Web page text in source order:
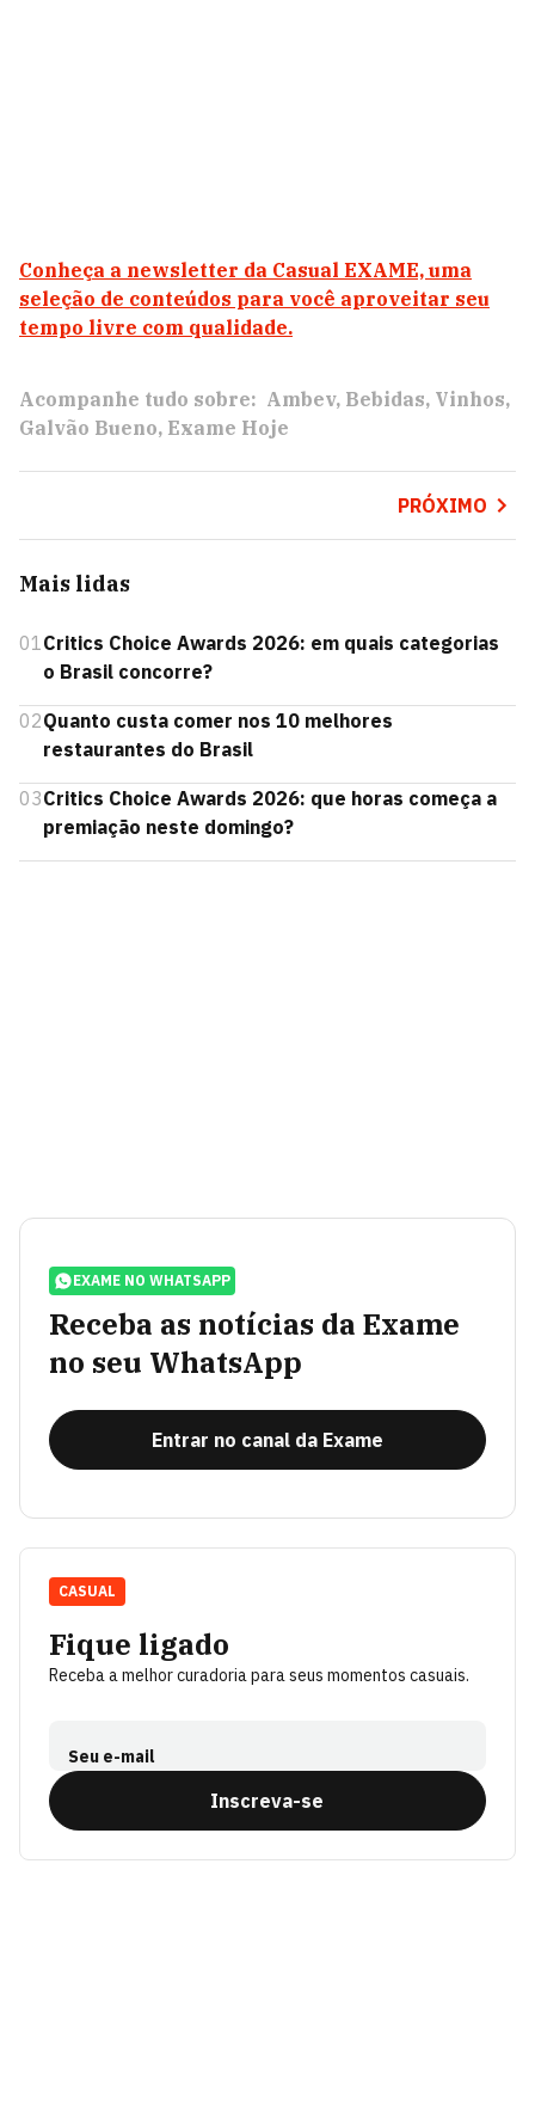
Conheça a newsletter da Casual EXAME, uma
seleção de conteúdos para você aproveitar seu
tempo livre com qualidade.
Acompanhe tudo sobre: Ambev Bebidas Vinhos
Galvão Bueno Exame Hoje
PRÓXIMO
Mais lidas
01Critics Choice Awards 2026: em quais categorias
o Brasil concorre?
02Quanto custa comer nos 10 melhores
restaurantes do Brasil
03Critics Choice Awards 2026: que horas começa a
premiação neste domingo?
EXAME NO WHATSAPP
Receba as notícias da Exame
no seu WhatsApp
Entrar no canal da Exame
Fique ligado
Receba a melhor curadoria para seus momentos casuais.
Seu e-mail
Inscreva-se
CASUAL